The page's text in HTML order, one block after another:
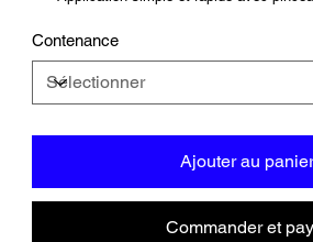
Contenance
Ajouter au panier
Commander et